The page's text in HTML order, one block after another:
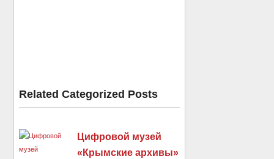
Related Categorized Posts
Цифровой музей
«Крымские архивы»